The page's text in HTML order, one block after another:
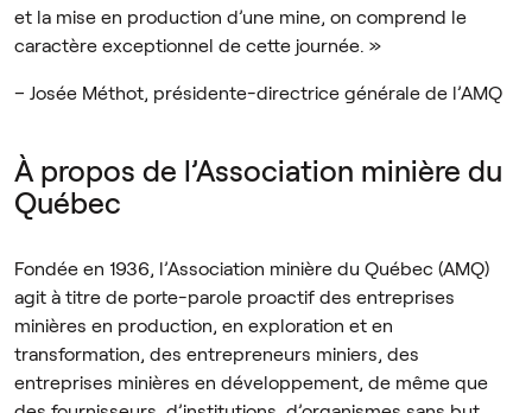
et la mise en production d’une mine, on comprend le
caractère exceptionnel de cette journée. »
– Josée Méthot, présidente-directrice générale de l’AMQ
À propos de l’Association minière du
Québec
Fondée en 1936, l’Association minière du Québec (AMQ)
agit à titre de porte-parole proactif des entreprises
minières en production, en exploration et en
transformation, des entrepreneurs miniers, des
entreprises minières en développement, de même que